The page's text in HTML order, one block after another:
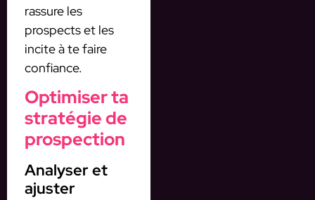
rassure les
prospects et les
incite à te faire
confiance.
Optimiser ta
stratégie de
prospection
Analyser et
ajuster